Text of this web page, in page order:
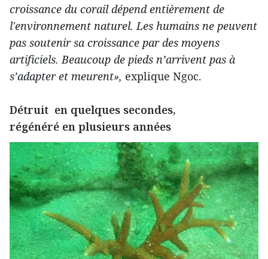
croissance du corail dépend entièrement de
l'environnement naturel. Les humains ne peuvent
pas soutenir sa croissance par des moyens
artificiels. Beaucoup de pieds n’arrivent pas à
s’adapter et meurent», explique Ngoc.
Détruit en quelques secondes,
régénéré en plusieurs années